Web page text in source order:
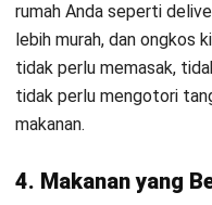
In First Out).
Metode FIFO adalah
penerapannya sudah
cateringyang
dahulu masuk ke tempat